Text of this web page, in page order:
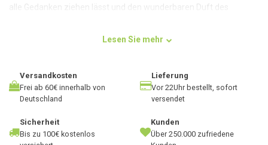
alle Gedanken ziehen lässt und den wunderbaren Duft des
auf die man ihn legt. Auch die Augenbrauen und Wangenknochen
Wir finden es wichtig, unseren Kunden ein erschwingliches Produkt
anzubieten. Keine überzogenen Preise, sondern ein
Lesen Sie mehr
Versandkosten
Frei ab 60€ innerhalb von
Deutschland
Lieferung
Vor 22Uhr bestellt, sofort
versendet
Sicherheit
Bis zu 100€ kostenlos
Kunden
Über 250.000 zufriedene